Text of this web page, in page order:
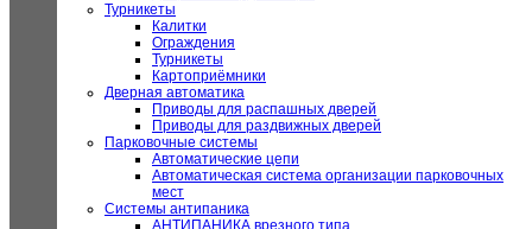
Турникеты
Калитки
Ограждения
Турникеты
Картоприёмники
Дверная автоматика
Приводы для распашных дверей
Приводы для раздвижных дверей
Парковочные системы
Автоматические цепи
Автоматическая система организации парковочных
мест
Системы антипаника
АНТИПАНИКА врезного типа